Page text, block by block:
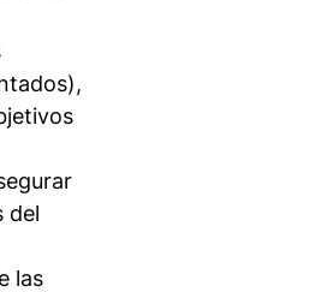
del
las